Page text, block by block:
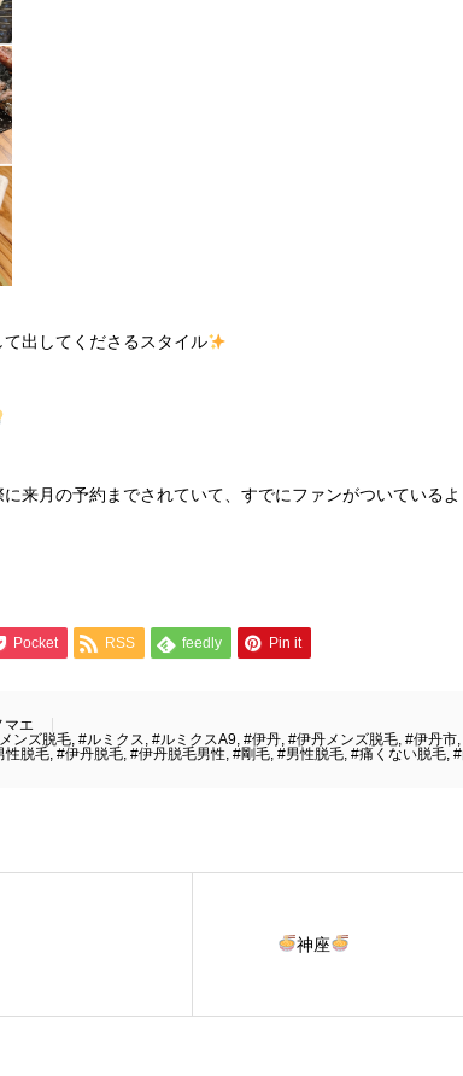
出してくださるスタイル
来月の予約までされていて、すでにファンがついている
Pocket RSS feedly Pin it
マエ
ンズ脱毛, #ルミクス, #ルミクスA9, #伊丹, #伊丹メンズ脱毛, #伊丹市,
性脱毛, #伊丹脱毛, #伊丹脱毛男性, #剛毛, #男性脱毛, #痛くない脱毛,
神座